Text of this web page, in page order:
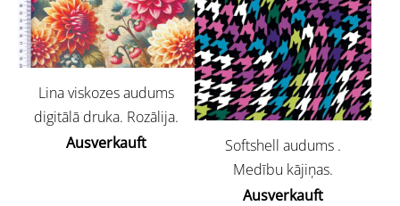
Lina viskozes audums
digitālā druka. Rozālija.
Ausverkauft
Softshell audums .
Medību kājiņas.
Ausverkauft